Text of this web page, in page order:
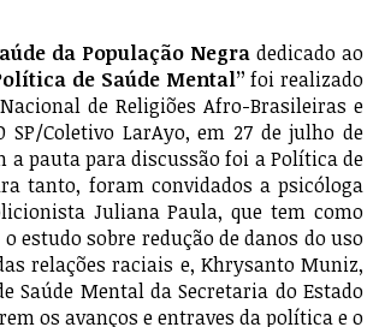
da População Negra dedicado ao
de Saúde Mental” foi realizado
de Religiões Afro-Brasileiras e
SP/Coletivo LarAyo, em 27 de julho de
a pauta para discussão foi a Política de
tanto, foram convidados a psicóloga
Juliana Paula, que tem como
estudo sobre redução de danos do uso
relações raciais e, Khrysanto Muniz,
Saúde Mental da Secretaria do Estado
os avanços e entraves da política e o